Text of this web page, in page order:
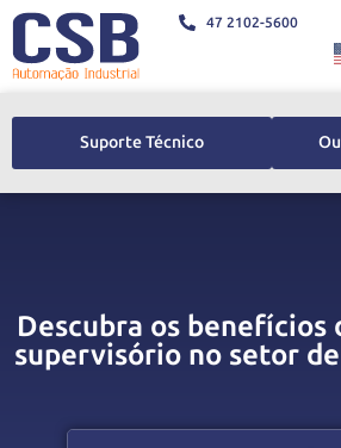
47 2102-5600
Suporte Técnico
Descubra os benefícios
supervisório no setor